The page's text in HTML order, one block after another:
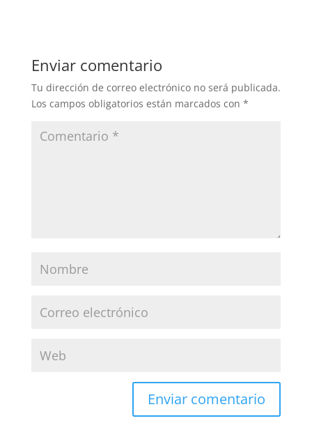
Enviar comentario
Tu dirección de correo electrónico no será publicada.
Los campos obligatorios están marcados con *